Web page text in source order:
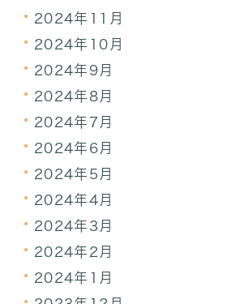
2024年11月
2024年10月
2024年9月
2024年8月
2024年7月
2024年6月
2024年5月
2024年4月
2024年3月
2024年2月
2024年1月